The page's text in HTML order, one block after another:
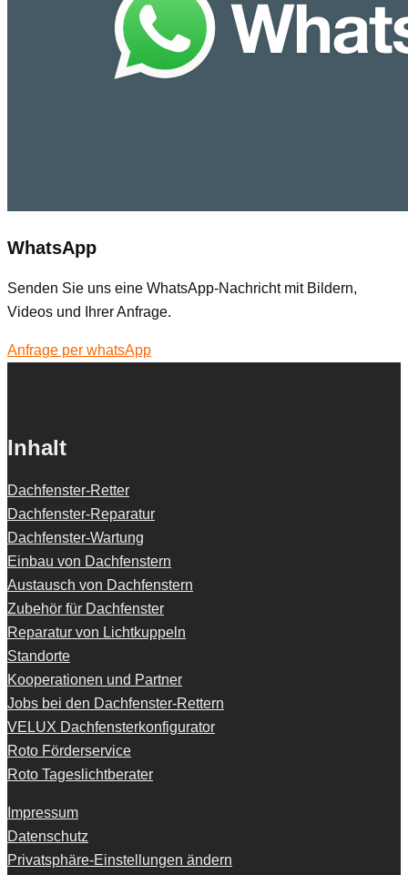
WhatsApp
Senden Sie uns eine WhatsApp-Nachricht mit Bildern,
Videos und Ihrer Anfrage.
Anfrage per whatsApp
Inhalt
Dachfenster-Retter
Dachfenster-Reparatur
Dachfenster-Wartung
Einbau von Dachfenstern
Austausch von Dachfenstern
Zubehör für Dachfenster
Reparatur von Lichtkuppeln
Standorte
Kooperationen und Partner
Jobs bei den Dachfenster-Rettern
VELUX Dachfensterkonfigurator
Roto Förderservice
Roto Tageslichtberater
Impressum
Datenschutz
Privatsphäre-Einstellungen ändern